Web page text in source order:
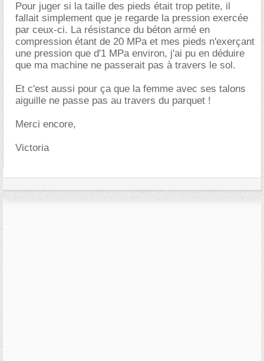
Pour juger si la taille des pieds était trop petite, il
fallait simplement que je regarde la pression exercée
par ceux-ci. La résistance du béton armé en
compression étant de 20 MPa et mes pieds n'exerçant
une pression que d'1 MPa environ, j'ai pu en déduire
que ma machine ne passerait pas à travers le sol.
Et c'est aussi pour ça que la femme avec ses talons
aiguille ne passe pas au travers du parquet !
Merci encore,
Victoria